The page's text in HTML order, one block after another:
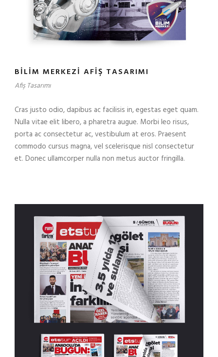
BILIM MERKEZI AFIŞ TASARIMI
Afiş Tasarımı
Cras justo odio, dapibus ac facilisis in, egestas eget quam.
Nulla vitae elit libero, a pharetra augue. Morbi leo risus,
porta ac consectetur ac, vestibulum at eros. Praesent
commodo cursus magna, vel scelerisque nisl consectetur
et. Donec ullamcorper nulla non metus auctor fringilla.